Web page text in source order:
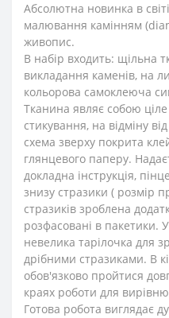
Абсолютна новинка в
малювання камінням
живопис.
В набір входить: щільна
викладання каменів, на
кольорова самоклеюча
Тканина являє собою
стикування, на відміну
схема зверху покрита
глянцевого паперу.
докладна інструкція,
знизу стразики ( розмір
стразиків зроблена
розфасовані в пакетики.
невелика тарілочка для
дрібними стразиками. В
обов'язково пройтися
краях роботи для
Готова робота виглядає